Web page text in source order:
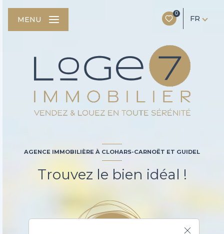
0
FR
MENU
AGENCE IMMOBILIÈRE À CLOHARS-CARNOËT ET GUIDEL
Trouvez le bien idéal !